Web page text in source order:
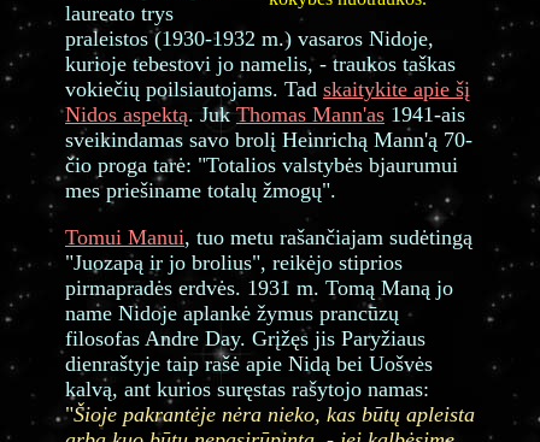
laureato trys
praleistos (1930-1932 m.) vasaros Nidoje,
kurioje tebestovi jo namelis, - traukos taškas
vokiečių poilsiautojams. Tad skaitykite apie šį
Nidos aspektą. Juk Thomas Mann'as 1941-ais
sveikindamas savo brolį Heinrichą Mann'ą 70-
čio proga tarė: "Totalios valstybės bjaurumui
mes priešiname totalų žmogų".
Tomui Manui, tuo metu rašančiajam sudėtingą
"Juozapą ir jo brolius", reikėjo stiprios
pirmapradės erdvės. 1931 m. Tomą Maną jo
name Nidoje aplankė žymus prancūzų
filosofas Andre Day. Grįžęs jis Paryžiaus
dienraštyje taip rašė apie Nidą bei Uošvės
kalvą, ant kurios suręstas rašytojo namas:
"Šioje pakrantėje nėra nieko, kas būtų apleista